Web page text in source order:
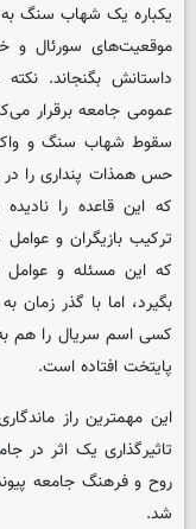
یکباره یک شهاب سنگ
موقعیت‌های سورئال و
داستانش بگنجاند.
عمومی جامعه برقرار
سقوط شهاب سنگ و
حس همذات پنداری را در
که این قاعده را
ترکیب بازیگران و
که این مسئله و
بگیرد، اما با گذر
کسی اسم سریال را هم
پایتخت افتاده است.
این مهمترین راز
تاثیرگذاری یک اثر در
روح و فرهنگ جامعه
شد.